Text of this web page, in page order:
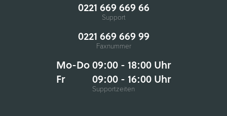
0221 669 669 66
Support
0221 669 669 99
Faxnummer
Mo-Do 09:00 - 18:00 Uhr
Fr
09:00 - 16:00 Uhr
Supportzeiten